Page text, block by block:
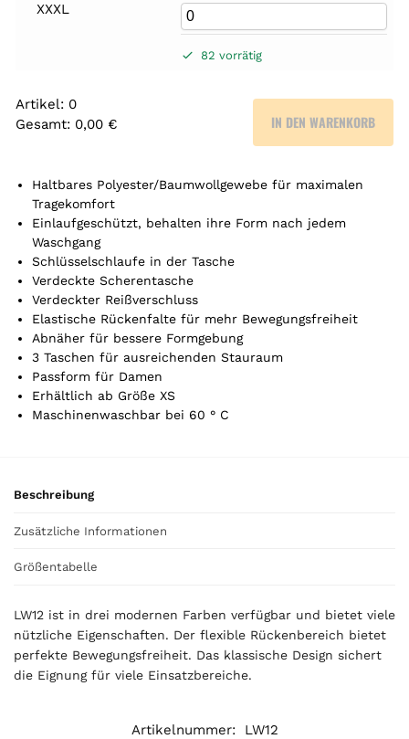
XXXL
82 vorrätig
Artikel: 0
Gesamt: 0,00 €
r
i
e
l
.
Y
o
u
s
,
0
IN DEN WARENKORB
Haltbares Polyester/Baumwollgewebe für maximalen
Tragekomfort
Einlaufgeschützt, behalten ihre Form nach jedem
Waschgang
Schlüsselschlaufe in der Tasche
Verdeckte Scherentasche
Verdeckter Reißverschluss
Elastische Rückenfalte für mehr Bewegungsfreiheit
Abnäher für bessere Formgebung
3 Taschen für ausreichenden Stauraum
Passform für Damen
Erhältlich ab Größe XS
Maschinenwaschbar bei 60 ° C
Beschreibung
Zusätzliche Informationen
Größentabelle
LW12 ist in drei modernen Farben verfügbar und bietet viele
nützliche Eigenschaften. Der flexible Rückenbereich bietet
perfekte Bewegungsfreiheit. Das klassische Design sichert
die Eignung für viele Einsatzbereiche.
Artikelnummer:
LW12